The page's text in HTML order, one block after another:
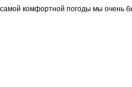
комфортной погоды мы очень